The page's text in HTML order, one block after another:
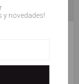
novedades!